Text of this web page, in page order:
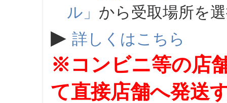
ル」 から受取場所を
▶ 詳しくはこちら
※コンビニ等の店
て直接店舗へ発送